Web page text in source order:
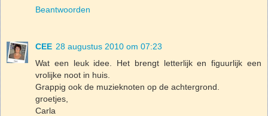
Beantwoorden
CEE 28 augustus 2010 om 07:23
Wat een leuk idee. Het brengt letterlijk en figuurlijk een
vrolijke noot in huis.
Grappig ook de muzieknoten op de achtergrond.
groetjes,
Carla